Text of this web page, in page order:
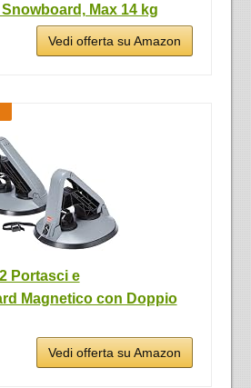
Max 14 kg
Vedi offerta su Amazon
Portasci e
Magnetico con Doppio
Vedi offerta su Amazon